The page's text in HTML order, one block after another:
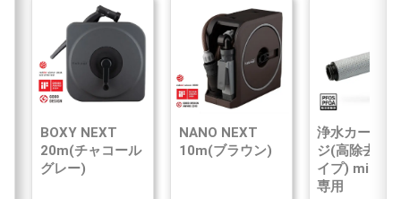
BOXY NEXT
20m(チャコール
グレー)
NANO NEXT
10m(ブラウン)
浄水カートリ
ジ(高除去性
イプ) mini
専用